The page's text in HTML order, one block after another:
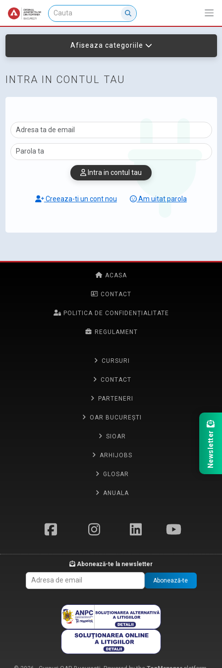
Afiseaza categoriile
INTRA IN CONTUL TAU
Intra in contul tau
Creeaza-ti un cont nou Am uitat parola
ACASA
CONTACT
POLITICA DE CONFIDENȚIALITATE
REGULAMENT
CURSURI
CONTACT
PARTENERI
OAR BUCUREȘTI
SIOAR
ARHIJOBS
GLOSAR
ANUALA
Abonează-te la newsletter
Abonează-te
Newsletter